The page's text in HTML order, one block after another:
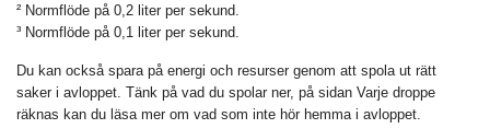
² Normflöde på 0,2 liter per sekund.
³ Normflöde på 0,1 liter per sekund.
Du kan också spara på energi och resurser genom att spola ut rätt
saker i avloppet. Tänk på vad du spolar ner, på sidan Varje droppe
räknas kan du läsa mer om vad som inte hör hemma i avloppet.